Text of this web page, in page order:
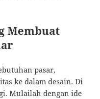
Membuat
pasar,
ke dalam desain. Di
Mulailah dengan ide